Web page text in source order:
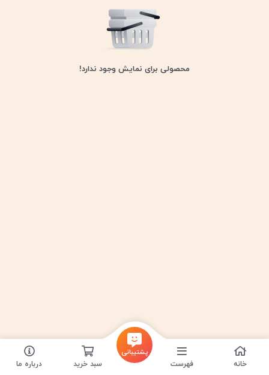
محصولی برای نمایش وجود ندارد!
خانه فهرست درباره ما سبد خرید
پشتیبانی